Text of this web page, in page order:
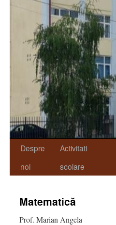
Despre
noi
Activitati
scolare
Matematică
Prof. Marian Angela